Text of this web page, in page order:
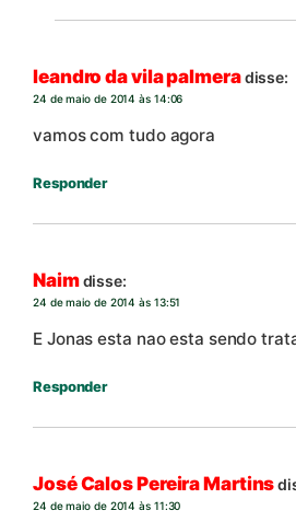
leandro da vila palmeradisse:
24 de maio de 2014 às 14:06
vamos com tudo agora
Responder
Naimdisse:
24 de maio de 2014 às 13:51
E Jonas esta nao esta sendo
Responder
José Calos Pereira Martins
24 de maio de 2014 às 11:30